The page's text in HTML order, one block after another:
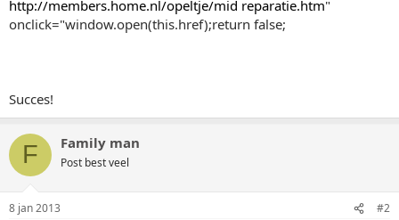
http://members.home.nl/opeltje/mid reparatie.htm"
onclick="window.open(this.href);return false;
Succes!
F Family man
Post best veel
8 jan 2013 #2